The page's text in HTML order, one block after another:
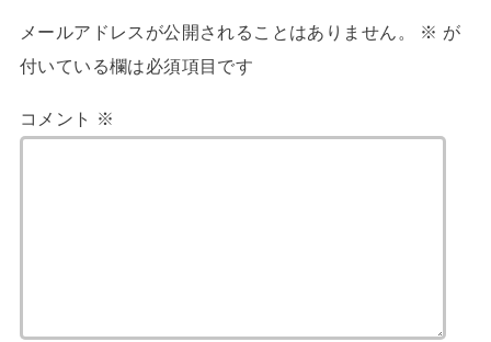
メールアドレスが公開されることはありません。 ※ が
付いている欄は必須項目です
コメント ※